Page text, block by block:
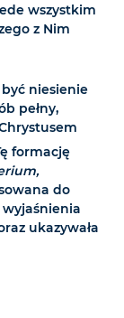
wszystkim
z Nim
niesienie
pełny,
formację
do
wyjaśnienia
ukazywała